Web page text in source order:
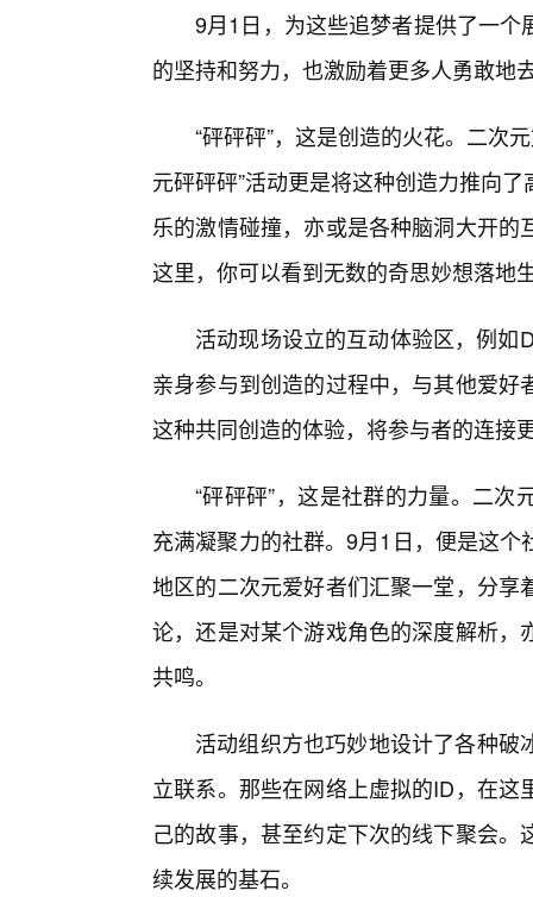
9月1日，为这些追梦者提供了一
的坚持和努力，也激励着更多人勇敢地
“砰砰砰”，这是创造的火花。二次
元砰砰砰”活动更是将这种创造力推向
乐的激情碰撞，亦或是各种脑洞大开
这里，你可以看到无数的奇思妙想落地
活动现场设立的互动体验区，例
亲身参与到创造的过程中，与其他爱
这种共同创造的体验，将参与者的连接
“砰砰砰”，这是社群的力量。二
充满凝聚力的社群。9月1日，便是这
地区的二次元爱好者们汇聚一堂，分
论，还是对某个游戏角色的深度解析
共鸣。
活动组织方也巧妙地设计了各种
立联系。那些在网络上虚拟的ID，在
己的故事，甚至约定下次的线下聚会
续发展的基石。